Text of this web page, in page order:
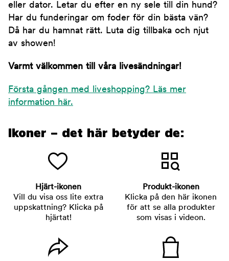
eller dator. Letar du efter en ny sele till din hund?
Har du funderingar om foder för din bästa vän?
Då har du hamnat rätt. Luta dig tillbaka och njut
av showen!
Varmt välkommen till våra livesändningar!
Första gången med liveshopping? Läs mer
information här.
Ikoner – det här betyder de:
Hjärt-ikonen
Vill du visa oss lite extra
uppskattning? Klicka på
hjärtat!
Produkt-ikonen
Klicka på den här ikonen
för att se alla produkter
som visas i videon.